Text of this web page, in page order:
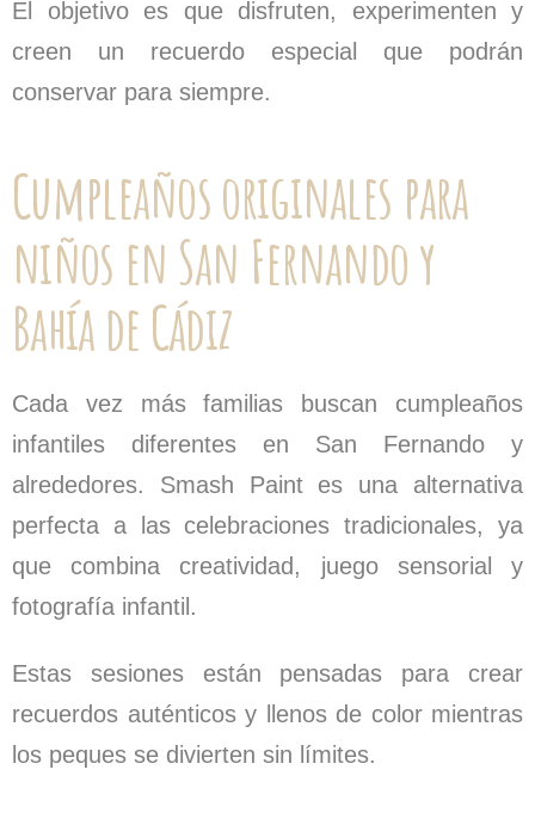
El objetivo es que disfruten, experimenten y
creen un recuerdo especial que podrán
conservar para siempre.
Cumpleaños originales para
niños en San Fernando y
Bahía de Cádiz
Cada vez más familias buscan cumpleaños
infantiles diferentes en San Fernando y
alrededores. Smash Paint es una alternativa
perfecta a las celebraciones tradicionales, ya
que combina creatividad, juego sensorial y
fotografía infantil.
Estas sesiones están pensadas para crear
recuerdos auténticos y llenos de color mientras
los peques se divierten sin límites.